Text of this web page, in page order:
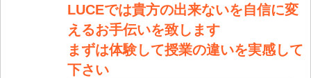
LUCEでは貴方の出来ないを自信に変
えるお手伝いを致します
まずは体験して授業の違いを実感して
下さい